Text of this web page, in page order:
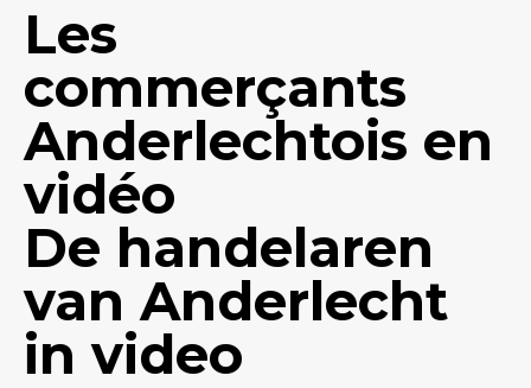
Les
commerçants
Anderlechtois en
vidéo
De handelaren
van Anderlecht
in video